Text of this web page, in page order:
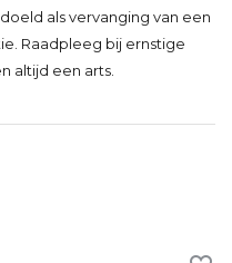
als vervanging van een
Raadpleeg bij ernstige
altijd een arts.